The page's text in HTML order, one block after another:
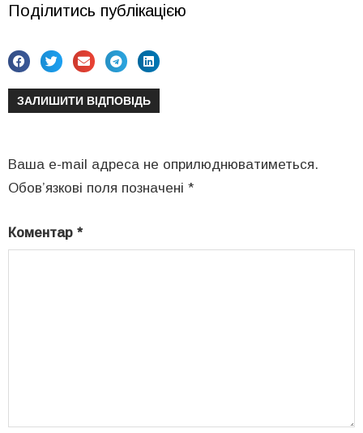
Поділитись публікацією
ЗАЛИШИТИ ВІДПОВІДЬ
Ваша e-mail адреса не оприлюднюватиметься.
Обов’язкові поля позначені *
Коментар *